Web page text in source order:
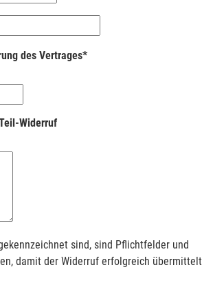
des Vertrages*
Widerruf
sind, sind Pflichtfelder und
damit der Widerruf erfolgreich übermittelt